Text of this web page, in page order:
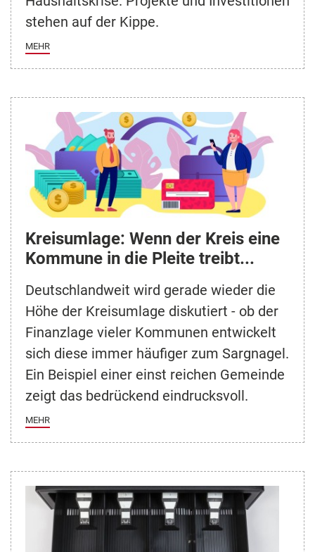
stehen auf der Kippe.
MEHR
Kreisumlage: Wenn der Kreis eine
Kommune in die Pleite treibt...
Deutschlandweit wird gerade wieder die
Höhe der Kreisumlage diskutiert - ob der
Finanzlage vieler Kommunen entwickelt
sich diese immer häufiger zum Sargnagel.
Ein Beispiel einer einst reichen Gemeinde
zeigt das bedrückend eindrucksvoll.
MEHR